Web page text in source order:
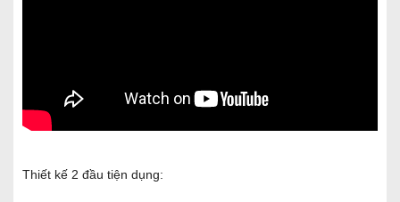
Thiết kế 2 đầu tiện dụng: